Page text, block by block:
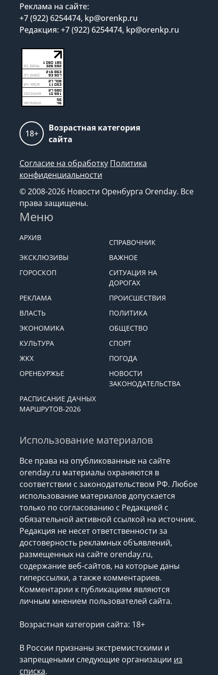
Реклама на сайте:
+7 (922) 6254474, kp@orenkp.ru
Редакция: +7 (922) 6254474, kp@orenkp.ru
18+
Возрастная категория
сайта
Согласие на обработку Политика
конфиденциальности
© 2008-2026 Новости Оренбурга Orenday. Все
права защищены.
Меню
АРХИВ
СПРАВОЧНИК
ЭКСКЛЮЗИВЫ
ВАЖНОЕ
ГОРОСКОП
СИТУАЦИЯ НА
ДОРОГАХ
РЕКЛАМА
ПРОИСШЕСТВИЯ
ВЛАСТЬ
ПОЛИТИКА
ЭКОНОМИКА
ОБЩЕСТВО
КУЛЬТУРА
СПОРТ
ЖКХ
ПОГОДА
ОРЕНБУРЖЬЕ
НОВОСТИ
ЗАКОНОДАТЕЛЬСТВА
РАСПИСАНИЕ ДАЧНЫХ
МАРШРУТОВ-2026
Использование материалов
Все права на опубликованные на сайте
orenday.ru материалы охраняются в
соответствии с законодательством РФ. Любое
использование материалов допускается
только по согласованию с Редакцией с
обязательной активной ссылкой на источник.
Редакция не несет ответственности за
достоверность рекламных объявлений,
размещенных на сайте orenday.ru,
содержание веб-сайтов, на которые даны
гиперссылки, а также комментариев.
Комментарии к публикациям являются
личным мнением пользователей сайта.
Возрастная категория сайта: 18+
В России признаны экстремистскими и
запрещеными следующие организации из
списка.